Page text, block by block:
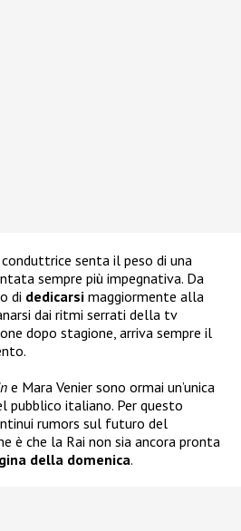
senta il peso di una
sempre più impegnativa. Da
di dedicarsi maggiormente alla
dai ritmi serrati della tv
dopo stagione, arriva sempre il
e Mara Venier sono ormai un’unica
pubblico italiano. Per questo
rumors sul futuro del
è che la Rai non sia ancora pronta
della domenica.